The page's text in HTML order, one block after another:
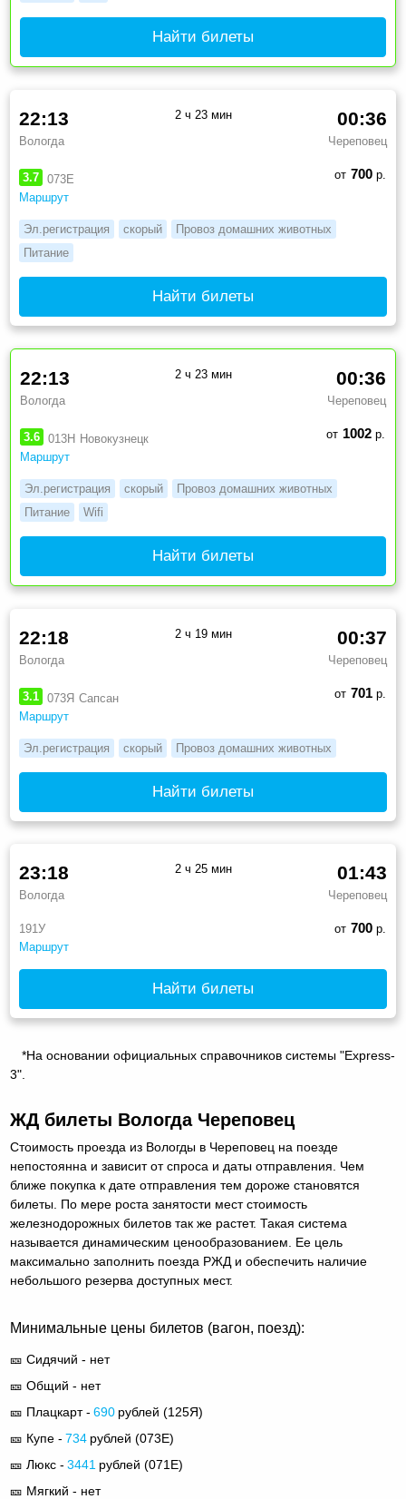
Найти билеты
3.7
073Е
Маршрут
22:13
Вологда
00:36
Череповец
2 ч 23 мин
от 700р.
Эл.регистрация скорый
Провоз домашних животных
Питание
Найти билеты
3.6 013Н Новокузнецк
Маршрут
22:13
Вологда
00:36
Череповец
2 ч 23 мин
от 1002р.
Эл.регистрация скорый
Провоз домашних животных
Питание
Wifi
Найти билеты
3.1 073Я Сапсан
Маршрут
22:18
Вологда
00:37
Череповец
2 ч 19 мин
от 701р.
Эл.регистрация скорый Провоз домашних животных
Найти билеты
191У
Маршрут
23:18
Вологда
01:43
Череповец
2 ч 25 мин
от 700р.
Найти билеты
*На основании официальных справочников системы "Express-
3".
ЖД билеты Вологда Череповец
Стоимость проезда из Вологды в Череповец на поезде
непостоянна и зависит от спроса и даты отправления. Чем
ближе покупка к дате отправления тем дороже становятся
билеты. По мере роста занятости мест стоимость
железнодорожных билетов так же растет. Такая система
называется динамическим ценообразованием. Ее цель
максимально заполнить поезда РЖД и обеспечить наличие
небольшого резерва доступных мест.
Минимальные цены билетов (вагон, поезд):
🎫 Сидячий - нет
🎫 Общий - нет
🎫 Плацкарт - 690 рублей (125Я)
🎫 Купе - 734 рублей (073Е)
🎫 Люкс - 3441 рублей (071Е)
🎫 Мягкий - нет